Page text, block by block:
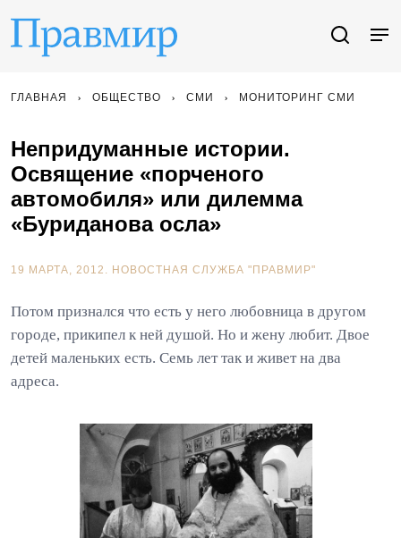
ГЛАВНАЯ ОБЩЕСТВО СМИ МОНИТОРИНГ СМИ
Непридуманные истории.
Освящение «порченого
автомобиля» или дилемма
«Буриданова осла»
19 МАРТА, 2012. НОВОСТНАЯ СЛУЖБА "ПРАВМИР"
Потом признался что есть у него любовница в другом
городе, прикипел к ней душой. Но и жену любит. Двое
детей маленьких есть. Семь лет так и живет на два
адреса.